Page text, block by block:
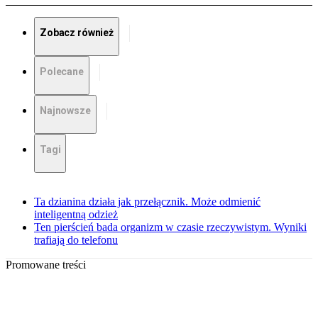
Zobacz również
Polecane
Najnowsze
Tagi
Ta dzianina działa jak przełącznik. Może odmienić
inteligentną odzież
Ten pierścień bada organizm w czasie rzeczywistym. Wyniki
trafiają do telefonu
Promowane treści